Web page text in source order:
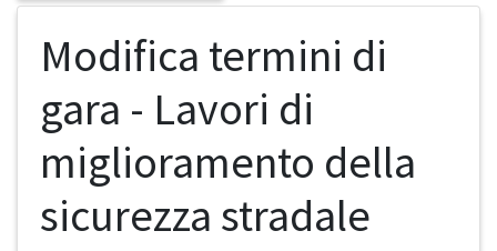
Modifica termini di
gara - Lavori di
miglioramento della
sicurezza stradale